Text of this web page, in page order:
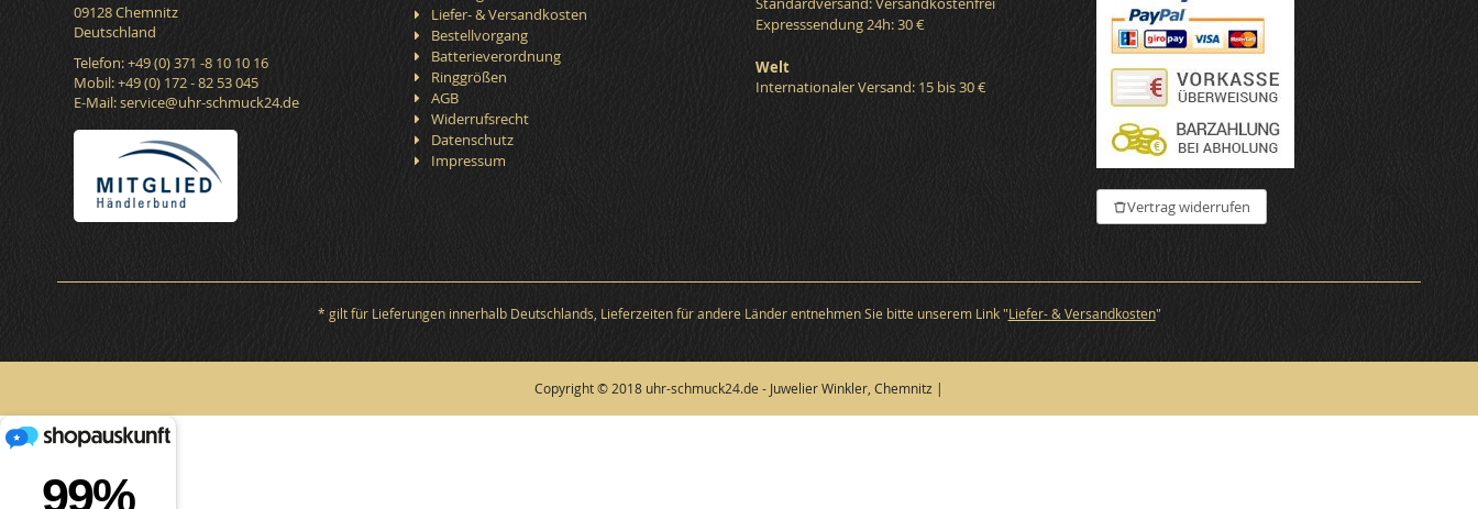
09128 Chemnitz
Deutschland
Telefon: +49 (0) 371 -8 10 10 16
Mobil: +49 (0) 172 - 82 53 045
E-Mail:service@uhr-schmuck24.de
Liefer- & Versandkosten
Bestellvorgang
Batterieverordnung
Ringgrößen
AGB
Widerrufsrecht
Datenschutz
Impressum
Expresssendung 24h: 30 €
Welt
Internationaler Versand: 15 bis 30 €
Vertrag widerrufen
* gilt für Lieferungen innerhalb Deutschlands, Lieferzeiten für andere Länder entnehmen Sie bitte unserem Link "Liefer- & Versandkosten"
Copyright © 2018 uhr-schmuck24.de - Juwelier Winkler, Chemnitz |